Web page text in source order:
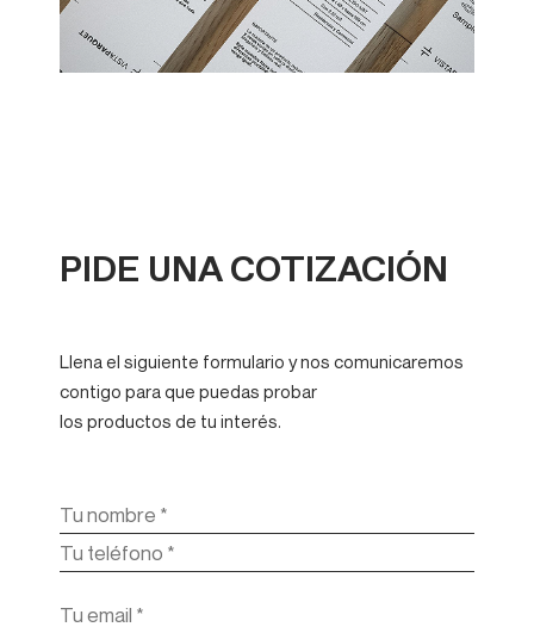
PIDE UNA COTIZACIÓN
Llena el siguiente formulario y nos comunicaremos
contigo para que puedas probar
los productos de tu interés.